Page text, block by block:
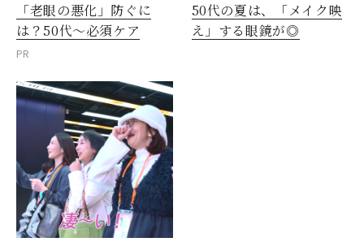
「老眼の悪化」防ぐに
は？50代～必須ケア
PR
50代の夏は、「メイク映
え」する眼鏡が◎